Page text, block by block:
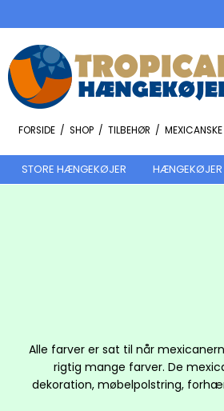
FORSIDE / SHOP / TILBEHØR /
STORE HÆNGEKØJER HÆNGEKØJER
Alle farver er sat til når
rigtig mange farver. De
dekoration, møbelpolstring,